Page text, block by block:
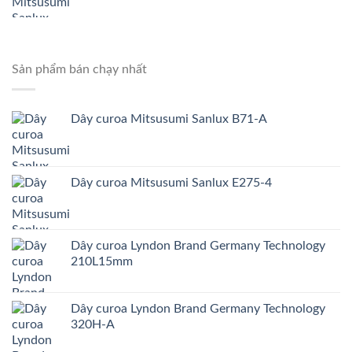
Sản phẩm bán chạy nhất
Dây curoa Mitsusumi Sanlux B71-A
Dây curoa Mitsusumi Sanlux E275-4
Dây curoa Lyndon Brand Germany Technology
210L15mm
Dây curoa Lyndon Brand Germany Technology
320H-A